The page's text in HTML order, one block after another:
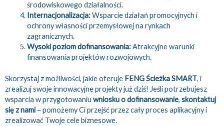
środowiskowego działalności.
Internacjonalizacja:Wsparcie działań promocyjnych i
ochrony własności przemysłowej na rynkach
zagranicznych.
Wysoki poziom dofinansowania:Atrakcyjne warunki
finansowania projektów rozwojowych.
Skorzystaj z możliwości, jakie oferuje FENG Ścieżka SMART, i
zrealizuj swoje innowacyjne projekty już dziś! Jeśli potrzebujesz
wsparcia w przygotowaniu wniosku o dofinansowanie, skontaktuj
się z nami– pomożemy Ci przejść przez cały proces aplikacyjny i
zrealizować Twoje cele biznesowe.